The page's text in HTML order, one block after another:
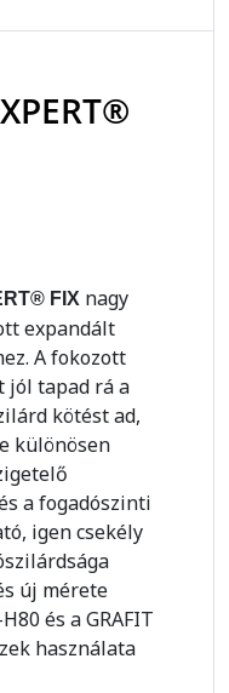
FIX nagy
expandált
A fokozott
jól tapad rá a
kötést ad,
különösen
a fogadószinti
igen csekély
új mérete
és a GRAFIT
használata